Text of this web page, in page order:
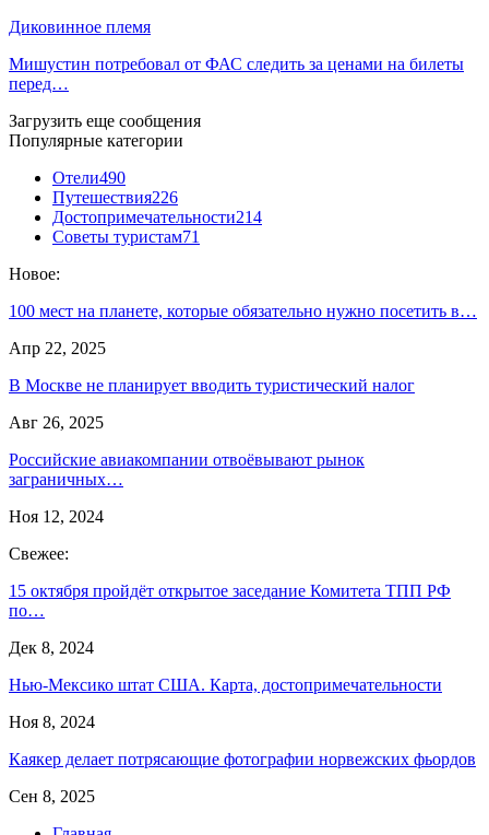
Диковинное племя
Мишустин потребовал от ФАС следить за ценами на билеты
перед…
Загрузить еще сообщения
Популярные категории
Отели490
Путешествия226
Достопримечательности214
Советы туристам71
Новое:
100 мест на планете, которые обязательно нужно посетить в…
Апр 22, 2025
В Москве не планирует вводить туристический налог
Авг 26, 2025
Российские авиакомпании отвоёвывают рынок
заграничных…
Ноя 12, 2024
Свежее:
15 октября пройдёт открытое заседание Комитета ТПП РФ
по…
Дек 8, 2024
Нью-Мексико штат США. Карта, достопримечательности
Ноя 8, 2024
Каякер делает потрясающие фотографии норвежских фьордов
Сен 8, 2025